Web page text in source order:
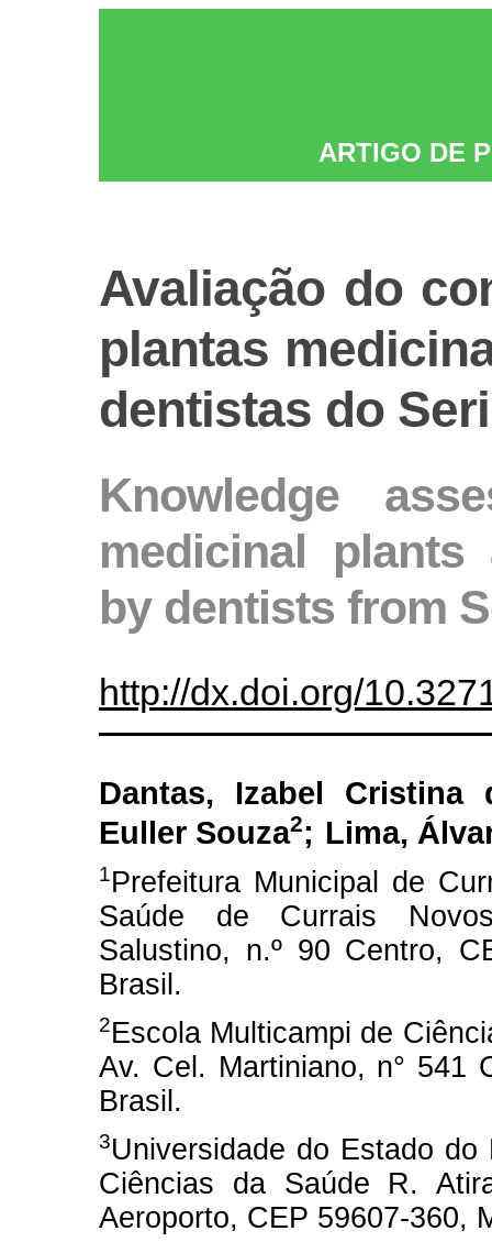
ARTIGO DE
Avaliação do
plantas
dentistas do
Knowledge
medicinal plants
by dentists from
http://dx.doi.org/
Dantas, Izabel Cristina
Euller Souza2; Lima,
1Prefeitura Municipal de
Saúde de Currais
Salustino, n.º 90 Centro,
Brasil.
2Escola Multicampi de
Av. Cel. Martiniano, n° 541
Brasil.
3Universidade do Estado
Ciências da Saúde R.
Aeroporto, CEP 59607-360,